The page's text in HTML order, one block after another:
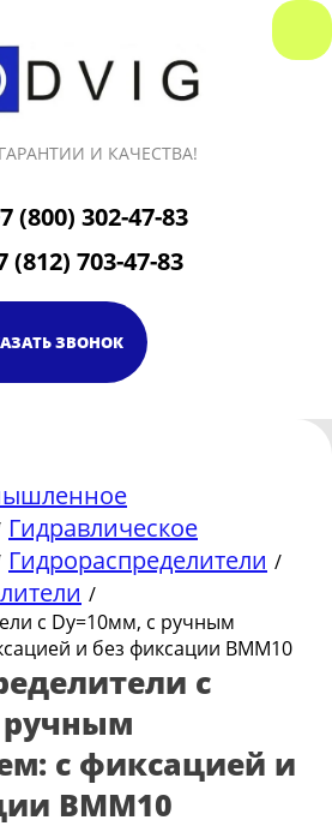
И КАЧЕСТВА!
(800) 302-47-83
(812) 703-47-83
ЗВОНОК
Гидравлическое
Гидрораспределители /
/
с Dy=10мм, с ручным
и без фиксации ВММ10
с
ручным
с фиксацией и
ВММ10